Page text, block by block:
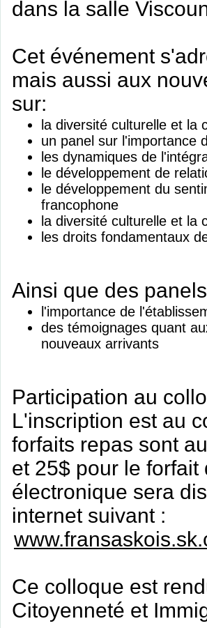
dans la salle
Cet événement
mais aussi aux
sur:
la diversité culturelle et la
un panel sur l'importance
les dynamiques de
le développement de
le développement du
francophone
la diversité culturelle et la
les droits fondamentaux
Ainsi que des
l'importance de
des témoignages quant
nouveaux arrivants
Participation au
L'inscription est au
forfaits repas sont
et 25$ pour le
électronique sera
internet suivant :
Ce colloque est
Citoyenneté et